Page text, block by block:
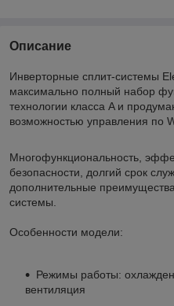
Описание
Инверторные сплит-системы
максимально полный набор
технологии класса A и
возможностью управления по
Многофункциональность,
безопасности, долгий срок
дополнительные
системы.
Особенности модели:
Режимы работы:
вентиляция